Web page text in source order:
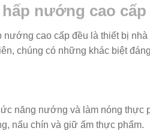
nướng cao
cao cấp đều là thiết bị
chúng có những khác biệt
năng nướng và làm nóng thực
nấu chín và giữ ấm thực phẩm.